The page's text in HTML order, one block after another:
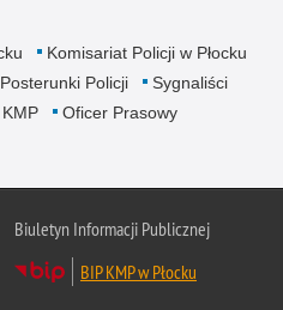
Komisariat Policji w Płocku
Posterunki Policji
Sygnaliści
Oficer Prasowy
Biuletyn Informacji Publicznej
BIP KMP w Płocku